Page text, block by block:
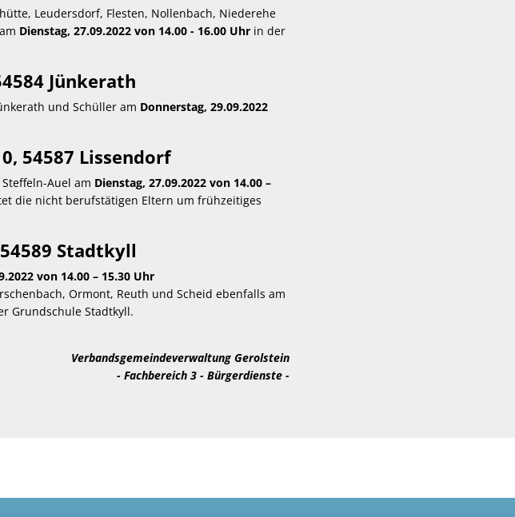
Leudersdorf, Flesten, Nollenbach, Niederehe
Dienstag, 27.09.2022 von 14.00 - 16.00 Uhr in der
Jünkerath
und Schüller am Donnerstag, 29.09.2022
54587 Lissendorf
Auel am Dienstag, 27.09.2022 von 14.00 –
die nicht berufstätigen Eltern um frühzeitiges
Stadtkyll
von 14.00 – 15.30 Uhr
Ormont, Reuth und Scheid ebenfalls am
Grundschule Stadtkyll.
Verbandsgemeindeverwaltung Gerolstein
- Fachbereich 3 - Bürgerdienste -